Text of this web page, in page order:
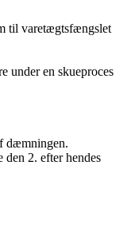
til varetægtsfængslet
under en skueproces
dæmningen.
2. efter hendes